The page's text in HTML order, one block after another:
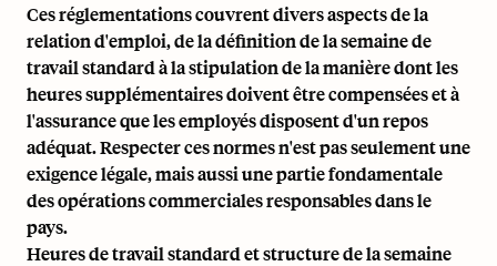
Ces réglementations couvrent divers aspects de la
relation d'emploi, de la définition de la semaine de
travail standard à la stipulation de la manière dont les
heures supplémentaires doivent être compensées et à
l'assurance que les employés disposent d'un repos
adéquat. Respecter ces normes n'est pas seulement une
exigence légale, mais aussi une partie fondamentale
des opérations commerciales responsables dans le
pays.
Heures de travail standard et structure de la semaine